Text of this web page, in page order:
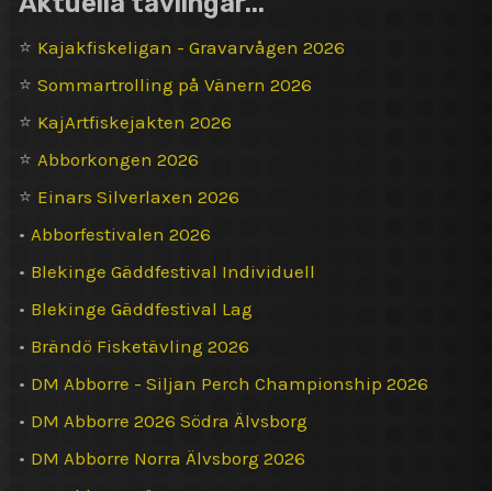
fiskarna…
⭐ Kajakfiskeligan - Gravarvågen 2026
⭐ Sommartrolling på Vänern 2026
⭐ KajArtfiskejakten 2026
⭐ Abborkongen 2026
⭐ Einars Silverlaxen 2026
• Abborfestivalen 2026
• Blekinge Gäddfestival Individuell
• Blekinge Gäddfestival Lag
• Brändö Fisketävling 2026
• DM Abborre - Siljan Perch Championship 2026
• DM Abborre 2026 Södra Älvsborg
• DM Abborre Norra Älvsborg 2026